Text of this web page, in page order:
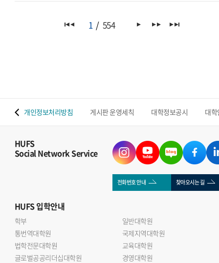
1 554
개인정보처리방침 게시판 운영세칙 대학정보공시 대
HUFS
Social Network Service
전화번호 안내 찾아오시는 길
HUFS입학안내
학부
일반대학원
통번역대학원
국제지역대학원
법학전문대학원
교육대학원
글로벌공공리더십대학원
경영대학원